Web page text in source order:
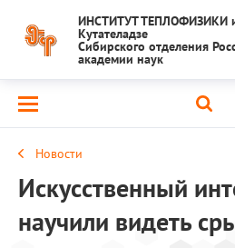
ИНСТИТУТ ТЕПЛОФИЗИКИ
Кутателадзе
Сибирского отделения
академии наук
Новости
Искусственный
научили видеть